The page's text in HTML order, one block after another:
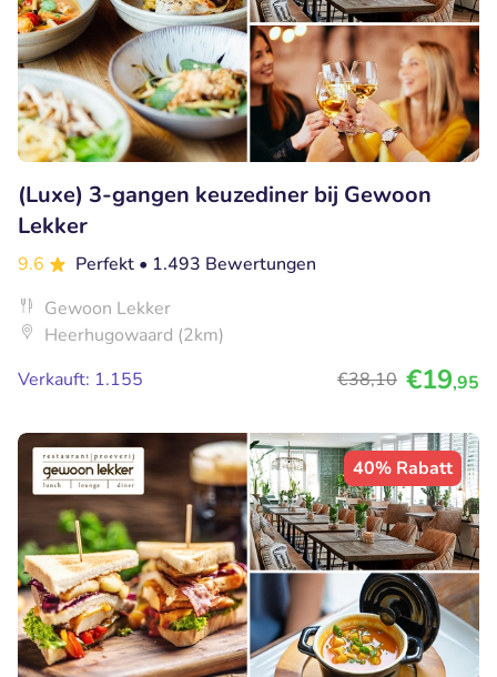
(Luxe) 3-gangen keuzediner bij Gewoon
Lekker
9.6 Perfekt • 1.493 Bewertungen
Gewoon Lekker
Heerhugowaard (2km)
Verkauft: 1.155
€38,10 €19,95
40% Rabatt